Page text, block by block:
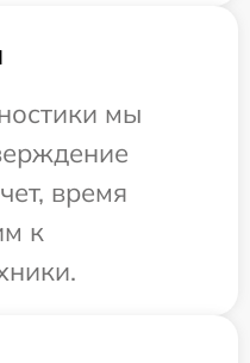
мы
время
к